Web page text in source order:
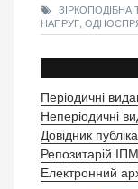
ЗІРКОПОДІБНА
НАПРУГ,
Періодичні
Неперіодичні
Довідник
Репозитарій ІПМ
Електронний